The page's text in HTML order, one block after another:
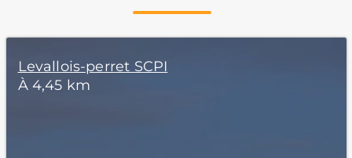
Levallois-perret SCPI
À 4,45 km